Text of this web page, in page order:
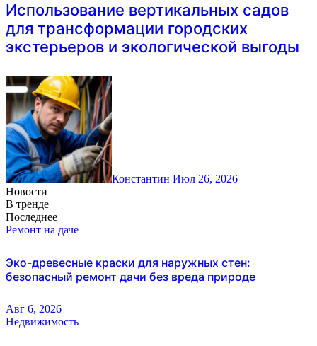
Использование вертикальных садов
для трансформации городских
экстерьеров и экологической выгоды
Константин Июл 26, 2026
Новости
В тренде
Последнее
Ремонт на даче
Эко-древесные краски для наружных стен:
безопасный ремонт дачи без вреда природе
Авг 6, 2026
Недвижимость